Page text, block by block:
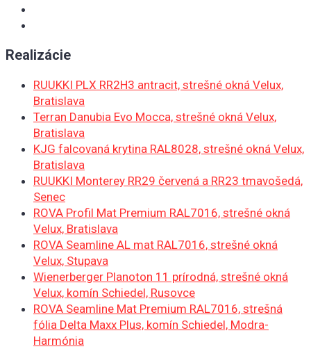
Realizácie
RUUKKI PLX RR2H3 antracit, strešné okná Velux,
Bratislava
Terran Danubia Evo Mocca, strešné okná Velux,
Bratislava
KJG falcovaná krytina RAL8028, strešné okná Velux,
Bratislava
RUUKKI Monterey RR29 červená a RR23 tmavošedá,
Senec
ROVA Profil Mat Premium RAL7016, strešné okná
Velux, Bratislava
ROVA Seamline AL mat RAL7016, strešné okná
Velux, Stupava
Wienerberger Planoton 11 prírodná, strešné okná
Velux, komín Schiedel, Rusovce
ROVA Seamline Mat Premium RAL7016, strešná
fólia Delta Maxx Plus, komín Schiedel, Modra-
Harmónia